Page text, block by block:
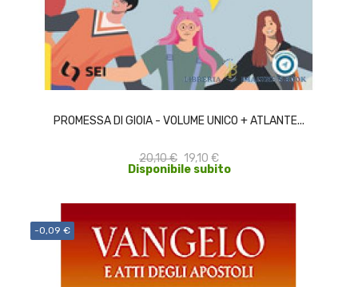
PROMESSA DI GIOIA - VOLUME UNICO + ATLANTE...
20,10 € 19,10 €
Disponibile subito
ACQUISTA
-0,09 €